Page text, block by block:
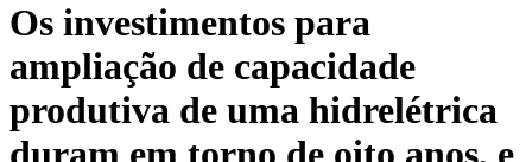
Os investimentos para
ampliação de capacidade
produtiva de uma hidrelétrica